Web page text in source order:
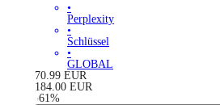
•
Perplexity
•
Schlüssel
•
GLOBAL
70.99 EUR
184.00 EUR
-61%